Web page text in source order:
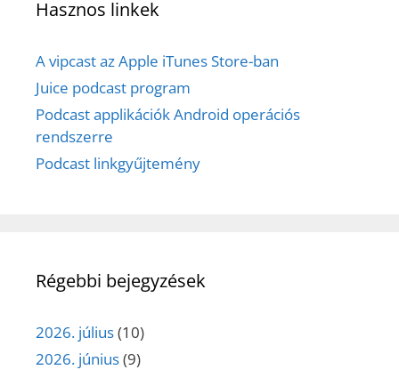
Hasznos linkek
A vipcast az Apple iTunes Store-ban
Juice podcast program
Podcast applikációk Android operációs
rendszerre
Podcast linkgyűjtemény
Régebbi bejegyzések
2026. július(10)
2026. június(9)